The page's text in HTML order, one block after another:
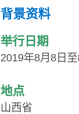
背景资料
举行日期
2019年8月8日
地点
山西省